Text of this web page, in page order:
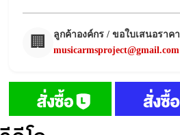
🏢
ลูกค้าองค์กร / ขอใบเสนอราคา
musicarmsproject@gmail.com